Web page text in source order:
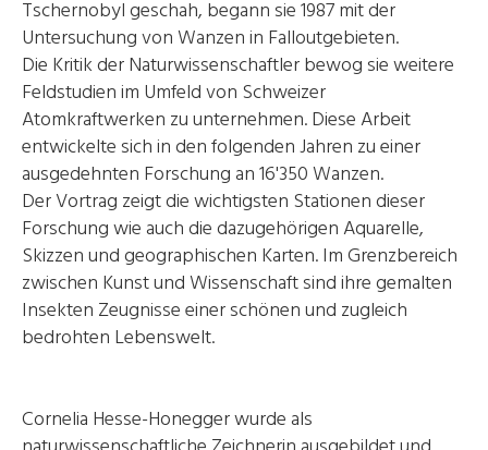
Tschernobyl geschah, begann sie 1987 mit der
Untersuchung von Wanzen in Falloutgebieten.
Die Kritik der Naturwissenschaftler bewog sie weitere
Feldstudien im Umfeld von Schweizer
Atomkraftwerken zu unternehmen. Diese Arbeit
entwickelte sich in den folgenden Jahren zu einer
ausgedehnten Forschung an 16'350 Wanzen.
Der Vortrag zeigt die wichtigsten Stationen dieser
Forschung wie auch die dazugehörigen Aquarelle,
Skizzen und geographischen Karten. Im Grenzbereich
zwischen Kunst und Wissenschaft sind ihre gemalten
Insekten Zeugnisse einer schönen und zugleich
bedrohten Lebenswelt.
Cornelia Hesse-Honegger wurde als